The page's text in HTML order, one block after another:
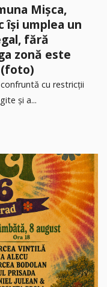
Mișca,
își umplea un
fără
zonă este
cu restricții
și a...